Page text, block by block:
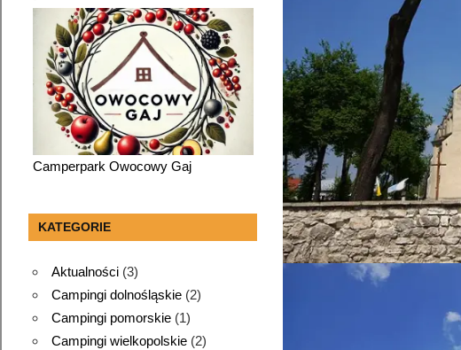
Camperpark Owocowy Gaj
KATEGORIE
Aktualności(3)
Campingi dolnośląskie(2)
Campingi pomorskie(1)
Campingi wielkopolskie(2)